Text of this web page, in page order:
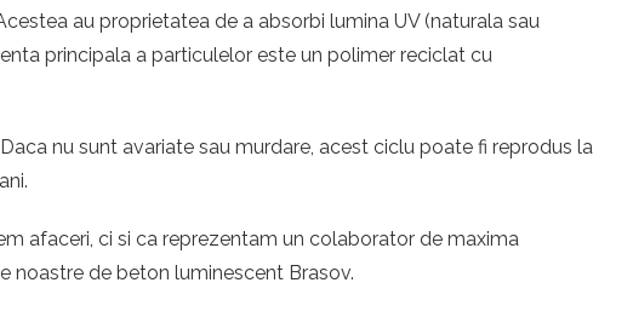
au proprietatea de a absorbi lumina UV (naturala sau
principala a particulelor este un polimer reciclat cu
nu sunt avariate sau murdare, acest ciclu poate fi reprodus la
afaceri, ci si ca reprezentam un colaborator de maxima
noastre de beton luminescent Brasov.